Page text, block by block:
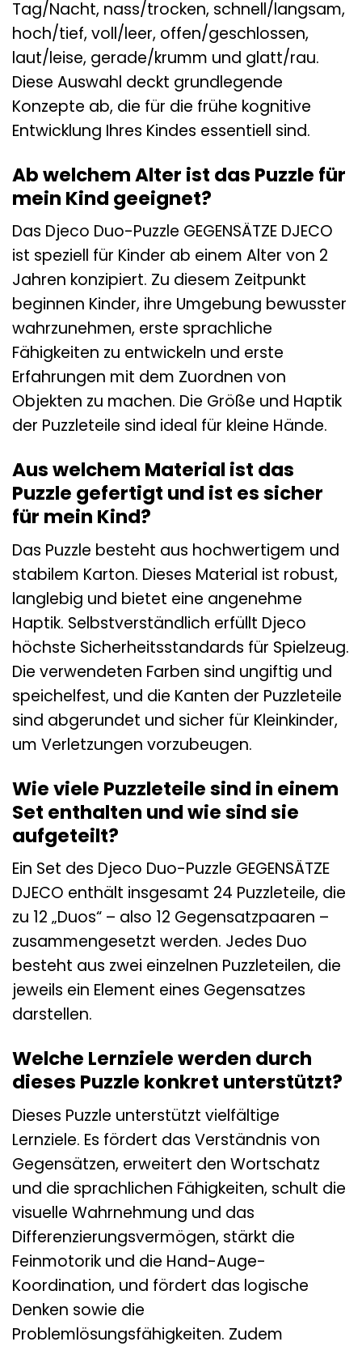
Tag/Nacht, nass/trocken, schnell/langsam,
hoch/tief, voll/leer, offen/geschlossen,
laut/leise, gerade/krumm und glatt/rau.
Diese Auswahl deckt grundlegende
Konzepte ab, die für die frühe kognitive
Entwicklung Ihres Kindes essentiell sind.
Ab welchem Alter ist das Puzzle für
mein Kind geeignet?
Das Djeco Duo-Puzzle GEGENSÄTZE DJECO
ist speziell für Kinder ab einem Alter von 2
Jahren konzipiert. Zu diesem Zeitpunkt
beginnen Kinder, ihre Umgebung bewusster
wahrzunehmen, erste sprachliche
Fähigkeiten zu entwickeln und erste
Erfahrungen mit dem Zuordnen von
Objekten zu machen. Die Größe und Haptik
der Puzzleteile sind ideal für kleine Hände.
Aus welchem Material ist das
Puzzle gefertigt und ist es sicher
für mein Kind?
Das Puzzle besteht aus hochwertigem und
stabilem Karton. Dieses Material ist robust,
langlebig und bietet eine angenehme
Haptik. Selbstverständlich erfüllt Djeco
höchste Sicherheitsstandards für Spielzeug.
Die verwendeten Farben sind ungiftig und
speichelfest, und die Kanten der Puzzleteile
sind abgerundet und sicher für Kleinkinder,
um Verletzungen vorzubeugen.
Wie viele Puzzleteile sind in einem
Set enthalten und wie sind sie
aufgeteilt?
Ein Set des Djeco Duo-Puzzle GEGENSÄTZE
DJECO enthält insgesamt 24 Puzzleteile, die
zu 12 „Duos“ – also 12 Gegensatzpaaren –
zusammengesetzt werden. Jedes Duo
besteht aus zwei einzelnen Puzzleteilen, die
jeweils ein Element eines Gegensatzes
darstellen.
Welche Lernziele werden durch
dieses Puzzle konkret unterstützt?
Dieses Puzzle unterstützt vielfältige
Lernziele. Es fördert das Verständnis von
Gegensätzen, erweitert den Wortschatz
und die sprachlichen Fähigkeiten, schult die
visuelle Wahrnehmung und das
Differenzierungsvermögen, stärkt die
Feinmotorik und die Hand-Auge-
Koordination, und fördert das logische
Denken sowie die
Problemlösungsfähigkeiten. Zudem